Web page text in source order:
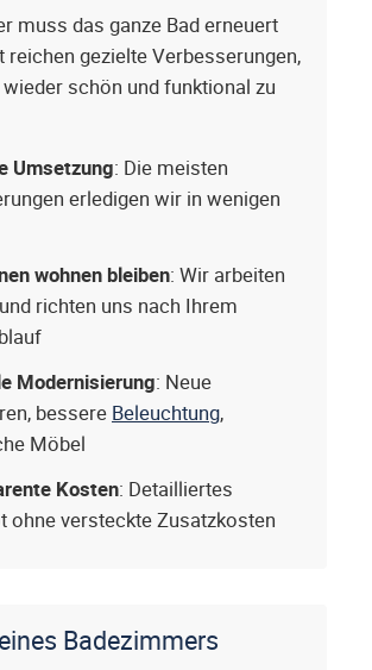
muss das ganze Bad erneuert
reichen gezielte Verbesserungen,
schön und funktional zu
Umsetzung: Die meisten
erledigen wir in wenigen
wohnen bleiben: Wir arbeiten
richten uns nach Ihrem
Modernisierung: Neue
bessere Beleuchtung,
Möbel
Kosten: Detailliertes
ohne versteckte Zusatzkosten
Badezimmers